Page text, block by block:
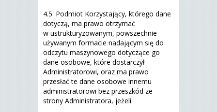
4.5. Podmiot Korzystający, którego dane
dotyczą, ma prawo otrzymać
w ustrukturyzowanym, powszechnie
używanym formacie nadającym się do
odczytu maszynowego dotyczące go
dane osobowe, które dostarczył
Administratorowi, oraz ma prawo
przesłać te dane osobowe innemu
administratorowi bez przeszkód ze
strony Administratora, jeżeli: